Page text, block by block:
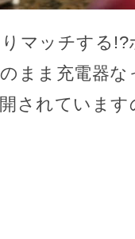
マッチする
まま充電器
されていま